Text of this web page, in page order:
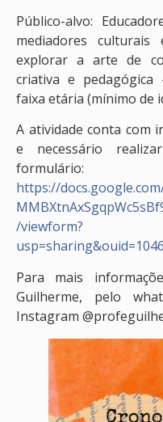
Público-alvo:
mediadores culturais
explorar a arte de
criativa e pedagógica
faixa etária (mínimo de
A atividade conta com
e necessário
formulário:
https://
/viewform?
Para mais
Guilherme, pelo
Instagram